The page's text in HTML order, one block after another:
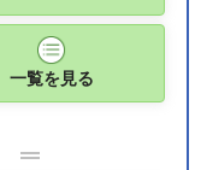
一覧を見る